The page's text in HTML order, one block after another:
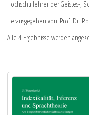
Hochschullehrer der Geistes-,
Herausgegeben von: Prof. Dr.
Alle 4 Ergebnisse werden